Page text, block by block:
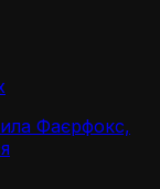
Фаєрфокс,